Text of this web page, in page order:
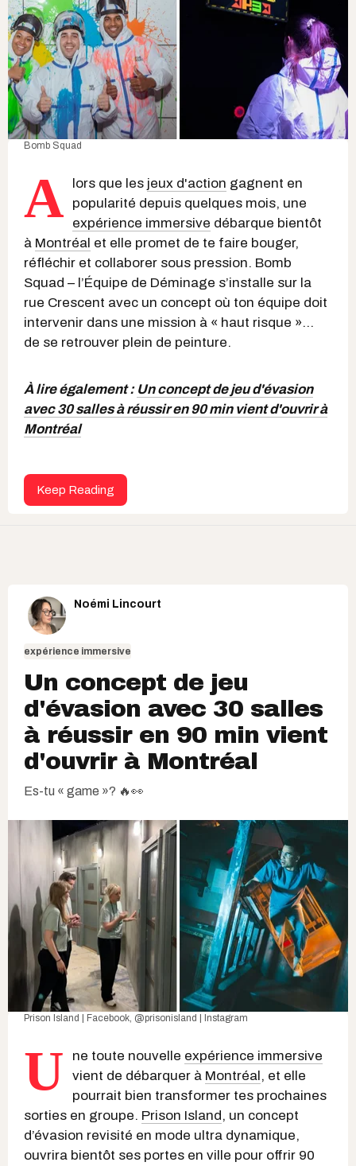
Bomb Squad
A lors que les jeux d'action gagnent en
popularité depuis quelques mois, une
expérience immersive débarque bientôt
à Montréal et elle promet de te faire bouger,
réfléchir et collaborer sous pression. Bomb
Squad – l’Équipe de Déminage s’installe sur la
rue Crescent avec un concept où ton équipe doit
intervenir dans une mission à « haut risque »...
de se retrouver plein de peinture.
À lire également : Un concept de jeu d'évasion
avec 30 salles à réussir en 90 min vient d'ouvrir à
Montréal
Keep Reading
Noémi Lincourt
expérience immersive
Un concept de jeu
d'évasion avec 30 salles
à réussir en 90 min vient
d'ouvrir à Montréal
Es-tu « game »? 🔥👀
Prison Island | Facebook @prisonisland | Instagram
U ne toute nouvelle expérience immersive
vient de débarquer à Montréal, et elle
pourrait bien transformer tes prochaines
sorties en groupe. Prison Island, un concept
d’évasion revisité en mode ultra dynamique,
ouvrira bientôt ses portes en ville pour offrir 90